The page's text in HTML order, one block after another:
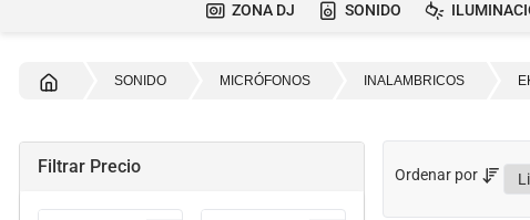
ZONA DJ SONIDO
SONIDO MICRÓFONOS INALAMBRICOS
Filtrar Precio Ordenar por